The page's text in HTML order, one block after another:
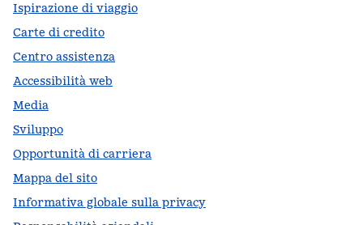
Ispirazione di viaggio
Carte di credito
Centro assistenza
Accessibilità web
Media
Sviluppo
Opportunità di carriera
Mappa del sito
Informativa globale sulla privacy